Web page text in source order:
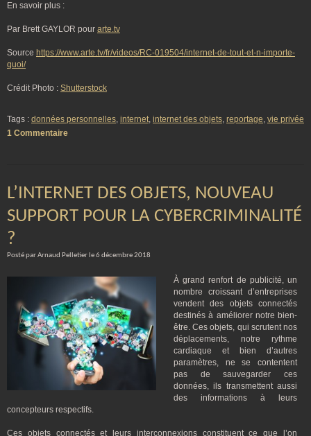
En savoir plus :
Par Brett GAYLOR pour arte.tv
Source https://www.arte.tv/fr/videos/RC-019504/internet-de-tout-et-n-importe-
quoi/
Crédit Photo : Shutterstock
Tags : données personnelles, internet, internet des objets, reportage, vie privée
1 Commentaire
L’INTERNET DES OBJETS, NOUVEAU
SUPPORT POUR LA CYBERCRIMINALITÉ
?
Posté par Arnaud Pelletier le 6 décembre 2018
À grand renfort de publicité, un
nombre croissant d’entreprises
vendent des objets connectés
destinés à améliorer notre bien-
être. Ces objets, qui scrutent nos
déplacements, notre rythme
cardiaque et bien d’autres
paramètres, ne se contentent
pas de sauvegarder ces
données, ils transmettent aussi
des informations à leurs
concepteurs respectifs.
Ces objets connectés et leurs interconnexions constituent ce que l’on